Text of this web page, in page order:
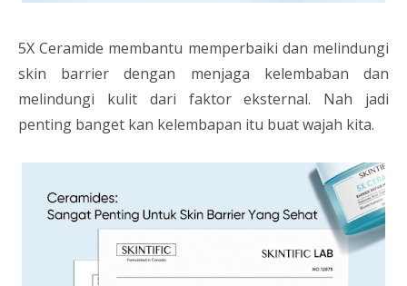
5X Ceramide membantu memperbaiki dan melindungi
skin barrier dengan menjaga kelembaban dan
melindungi kulit dari faktor eksternal. Nah jadi
penting banget kan kelembapan itu buat wajah kita.